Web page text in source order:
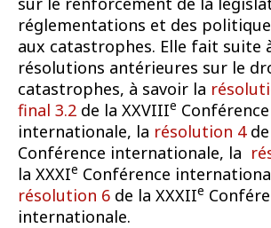
réglementations et des
aux catastrophes. Elle fait suite
résolutions antérieures sur le
catastrophes, à savoir la
final 3.2 de la XXVIIIe Conférence
internationale, la résolution 4de
Conférence internationale, la
la XXXIe Conférence
résolution 6 de la XXXIIe
internationale.